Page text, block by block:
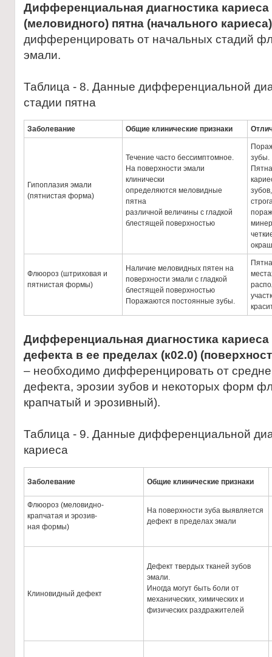
Дифференциальная диагностика
(меловидного) пятна (начального
дифференцировать от начальных стадий
эмали.
Таблица - 8. Данные дифференциальной
стадии пятна
Заболевание Общие клинические признаки
Гипоплазия эмали
(пятнистая форма)
Течение часто бессимптомное.
На поверхности эмали
клинически
определяются меловидные
пятна
различной величины с гладкой
блестящей поверхностью
зубы.
Флюороз (штриховая и
пятнистая формы)
Наличие меловидных пятен на
поверхности эмали с гладкой
блестящей поверхностью
Поражаются постоянные зубы.
Дифференциальная диагностика
дефекта в ее пределах (к02.0)
– необходимо дифференцировать от
дефекта, эрозии зубов и некоторых форм
крапчатый и эрозивный).
Таблица - 9. Данные дифференциальной
кариеса
Заболевание Общие клинические признаки
Флюороз (меловидно-
крапчатая и эрозив-
ная формы)
На поверхности зуба выявляется
дефект в пределах эмали
Клиновидный дефект
Дефект твердых тканей зубов
эмали.
Иногда могут быть боли от
механических, химических и
физических раздражителей